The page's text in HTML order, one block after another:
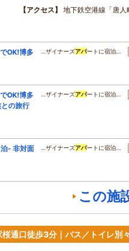
アクセス
地下鉄空港線「唐
OK!博多
…ザイナーズアパートに宿泊…
OK!博多
の旅行
…ザイナーズアパートに宿泊…
泊- 非対面
…ザイナーズアパートに宿泊…
この施
通口徒歩3分｜バス／トイレ別